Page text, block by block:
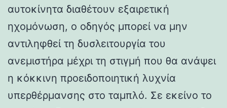
αυτοκίνητα διαθέτουν εξαιρετική
ηχομόνωση, ο οδηγός μπορεί να μην
αντιληφθεί τη δυσλειτουργία του
ανεμιστήρα μέχρι τη στιγμή που θα ανάψει
η κόκκινη προειδοποιητική λυχνία
υπερθέρμανσης στο ταμπλό. Σε εκείνο το